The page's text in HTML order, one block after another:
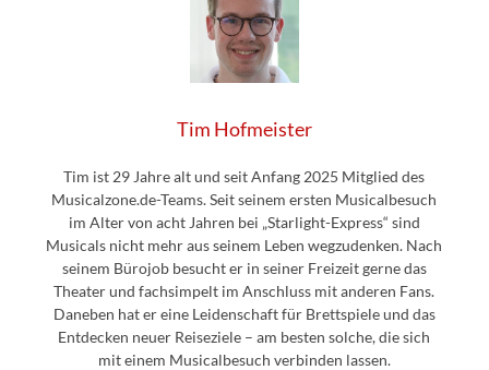
Tim Hofmeister
Tim ist 29 Jahre alt und seit Anfang 2025 Mitglied des
Musicalzone.de-Teams. Seit seinem ersten Musicalbesuch
im Alter von acht Jahren bei „Starlight-Express“ sind
Musicals nicht mehr aus seinem Leben wegzudenken. Nach
seinem Bürojob besucht er in seiner Freizeit gerne das
Theater und fachsimpelt im Anschluss mit anderen Fans.
Daneben hat er eine Leidenschaft für Brettspiele und das
Entdecken neuer Reiseziele – am besten solche, die sich
mit einem Musicalbesuch verbinden lassen.